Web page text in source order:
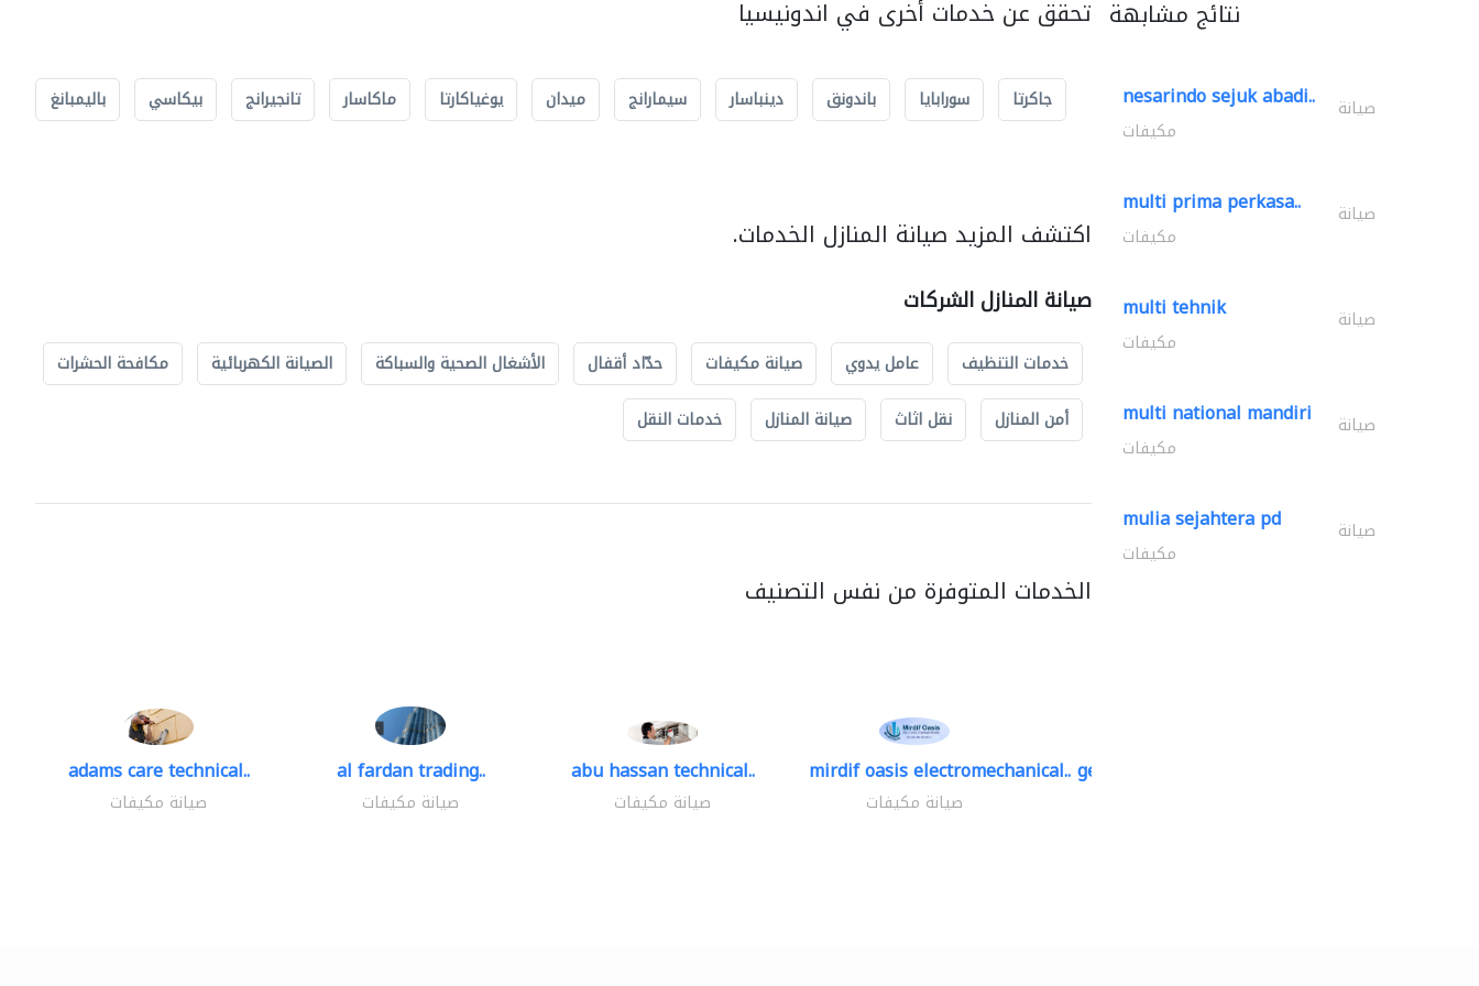
تحقق عن خدمات أخرى في اندونيسيا
جاكرتا سورابايا باندونق دينباسار سيمارانج ميدان يوغياكارتا ماكاسار تانجيرانج بيكاسي باليمبانغ
اكتشف المزيد صيانة المنازل الخدمات.
صيانة المنازل الشركات
خدمات التنظيف عامل يدوي صيانة مكيفات حدّاد أقفال الأشغال الصحية والسباكة الصيانة الكهربائية
مكافحة الحشرات
أمن المنازل
نقل اثاث صيانة المنازل خدمات النقل
الخدمات المتوفرة من نفس التصنيف
adams care technical..
صيانة مكيفات
al fardan trading..
صيانة مكيفات
abu hassan technical..
صيانة مكيفات
mirdif oasis electromechanical..
صيانة مكيفات
geco mechanical and..
نتائج مشابهة
nesarindo sejuk abadi.. صيانة
مكيفات
multi prima perkasa.. صيانة
مكيفات
multi tehnik صيانة
مكيفات
multi national mandiri صيانة
مكيفات
mulia sejahtera pd صيانة
مكيفات